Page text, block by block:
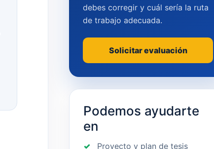
debes corregir y cuál sería la ruta
de trabajo adecuada.
Solicitar evaluación
Podemos ayudarte
en
Proyecto y plan de tesis